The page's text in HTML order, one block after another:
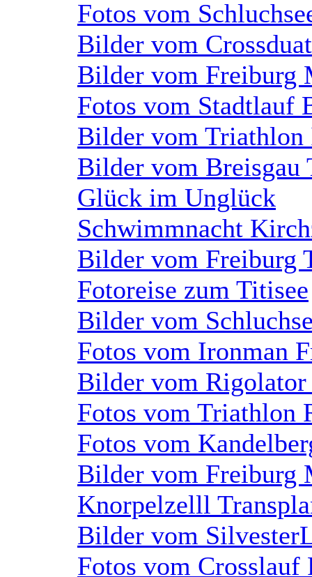
Fotos vom
Bilder vom
Bilder vom Freiburg
Fotos vom Stadtlauf
Bilder vom Triathlon
Bilder vom Breisgau
Glück im Unglück
Schwimmnacht
Bilder vom Freiburg
Fotoreise zum Titisee
Bilder vom
Fotos vom Ironman
Bilder vom Rigolator
Fotos vom Triathlon
Fotos vom
Bilder vom Freiburg
Knorpelzelll
Bilder vom
Fotos vom Crosslauf